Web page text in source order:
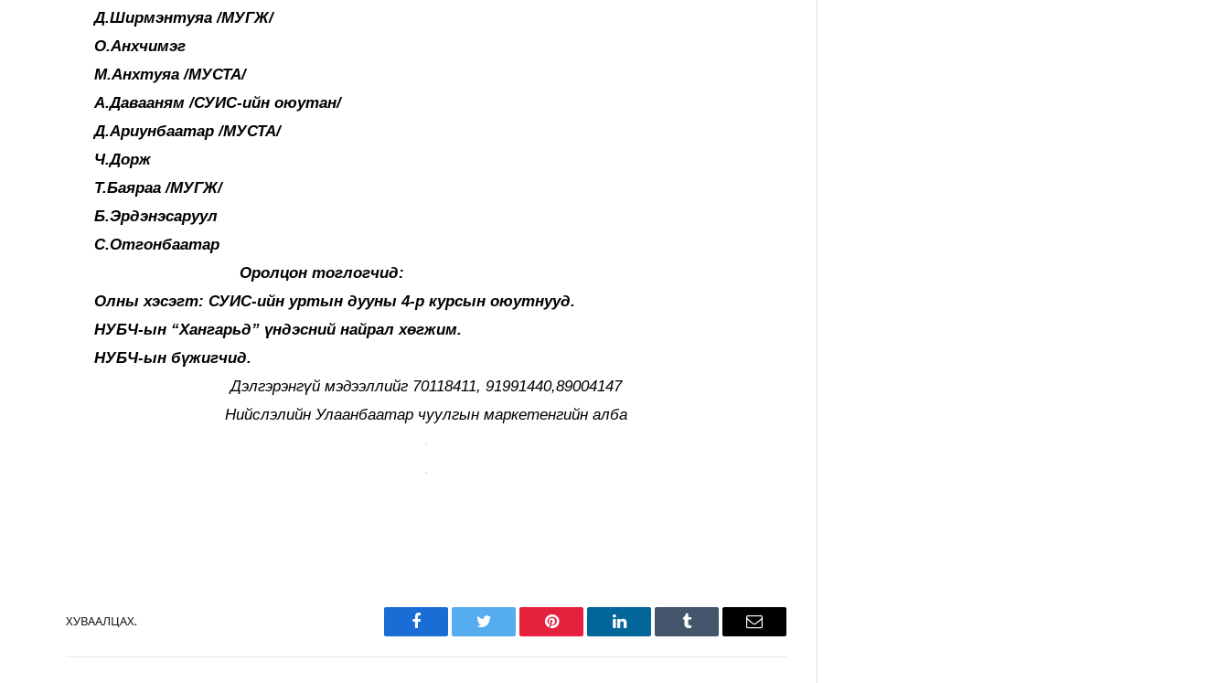
Д.Ширмэнтуяа /МУГЖ/
О.Анхчимэг
М.Анхтуяа /МУСТА/
А.Давааням /СУИС-ийн оюутан/
Д.Ариунбаатар /МУСТА/
Ч.Дорж
Т.Баяраа /МУГЖ/
Б.Эрдэнэсаруул
С.Отгонбаатар
Оролцон тоглогчид:
Олны хэсэгт: СУИС-ийн уртын дууны 4-р курсын оюутнууд.
НУБЧ-ын “Хангарьд” үндэсний найрал хөгжим.
НУБЧ-ын бүжигчид.
Дэлгэрэнгүй мэдээллийг 70118411, 91991440,89004147
Нийслэлийн Улаанбаатар чуулгын маркетенгийн алба
ХУВААЛЦАХ.
Facebook Twitter Pinterest LinkedIn Tumblr Имэйл